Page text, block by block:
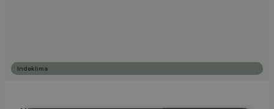
Indeklima